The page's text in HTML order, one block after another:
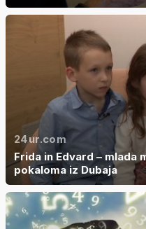
24ur.com
Frida in Edvard – mlada
pokaloma iz Dubaja